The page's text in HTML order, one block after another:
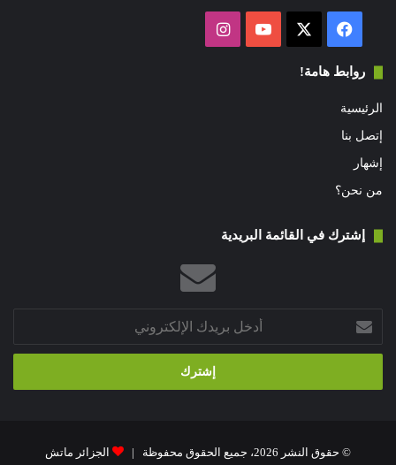
فيسبوك ‫YouTubeانستقرام
روابط هامة!
الرئيسية
إتصل بنا
إشهار
من نحن؟
إشترك في القائمة البريدية
بريدك
الإلكتروني
© حقوق النشر 2026، جميع الحقوق محفوظة | الجزائر ماتش